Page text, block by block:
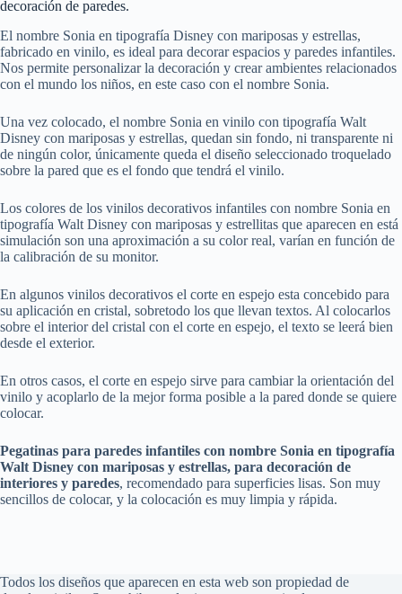
decoración de paredes.
El nombre Sonia en tipografía Disney con mariposas y estrellas,
fabricado en vinilo, es ideal para decorar espacios y paredes infantiles.
Nos permite personalizar la decoración y crear ambientes relacionados
con el mundo los niños, en este caso con el nombre Sonia.
Una vez colocado, el nombre Sonia en vinilo con tipografía Walt
Disney con mariposas y estrellas, quedan sin fondo, ni transparente ni
de ningún color, únicamente queda el diseño seleccionado troquelado
sobre la pared que es el fondo que tendrá el vinilo.
Los colores de los vinilos decorativos infantiles con nombre Sonia en
tipografía Walt Disney con mariposas y estrellitas que aparecen en está
simulación son una aproximación a su color real, varían en función de
la calibración de su monitor.
En algunos vinilos decorativos el corte en espejo esta concebido para
su aplicación en cristal, sobretodo los que llevan textos. Al colocarlos
sobre el interior del cristal con el corte en espejo, el texto se leerá bien
desde el exterior.
En otros casos, el corte en espejo sirve para cambiar la orientación del
vinilo y acoplarlo de la mejor forma posible a la pared donde se quiere
colocar.
Pegatinas para paredes infantiles con nombre Sonia en tipografía
Walt Disney con mariposas y estrellas, para decoración de
interiores y paredes, recomendado para superficies lisas. Son muy
sencillos de colocar, y la colocación es muy limpia y rápida.
Todos los diseños que aparecen en esta web son propiedad de